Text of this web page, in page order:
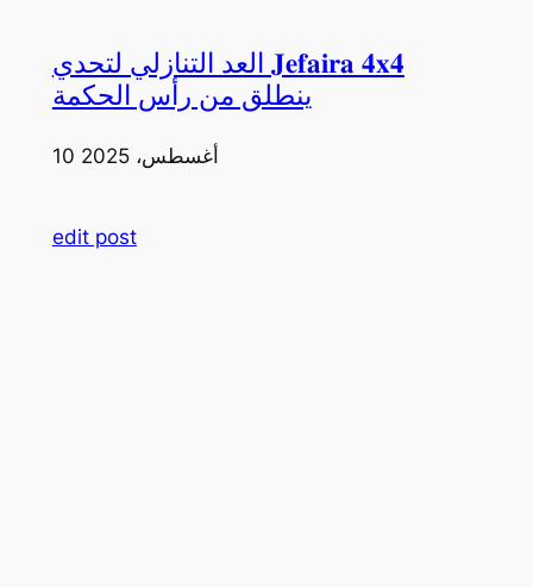
العد التنازلي لتحدي 𝐉𝐞𝐟𝐚𝐢𝐫𝐚 𝟒𝐱𝟒
ينطلق من رأس الحكمة
10 أغسطس، 2025
edit post